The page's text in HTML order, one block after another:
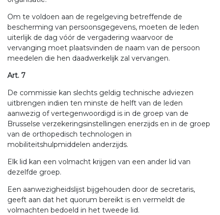
Om te voldoen aan de regelgeving betreffende de
bescherming van persoonsgegevens, moeten de leden
uiterlijk de dag vóór de vergadering waarvoor de
vervanging moet plaatsvinden de naam van de persoon
meedelen die hen daadwerkelijk zal vervangen.
Art. 7
De commissie kan slechts geldig technische adviezen
uitbrengen indien ten minste de helft van de leden
aanwezig of vertegenwoordigd is in de groep van de
Brusselse verzekeringsinstellingen enerzijds en in de groep
van de orthopedisch technologen in
mobiliteitshulpmiddelen anderzijds.
Elk lid kan een volmacht krijgen van een ander lid van
dezelfde groep.
Een aanwezigheidslijst bijgehouden door de secretaris,
geeft aan dat het quorum bereikt is en vermeldt de
volmachten bedoeld in het tweede lid.